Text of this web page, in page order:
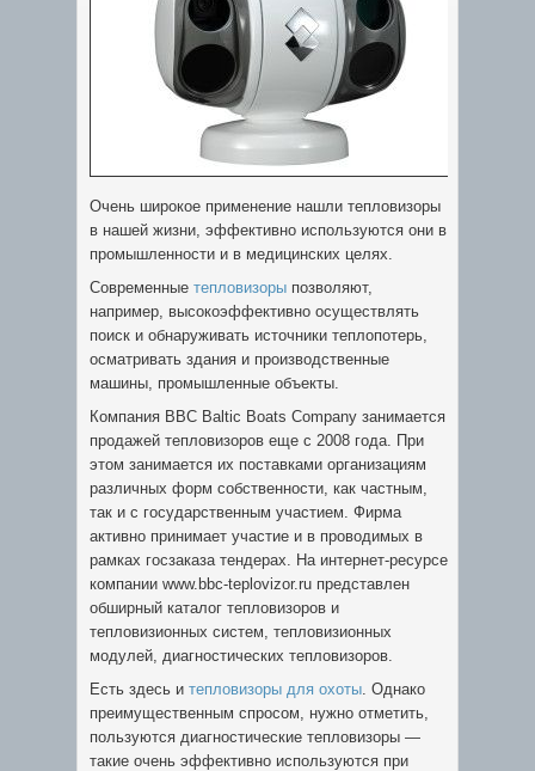
Очень широкое применение нашли тепловизоры
в нашей жизни, эффективно используются они в
промышленности и в медицинских целях.
Современные тепловизоры позволяют,
например, высокоэффективно осуществлять
поиск и обнаруживать источники теплопотерь,
осматривать здания и производственные
машины, промышленные объекты.
Компания BBC Baltic Boats Company занимается
продажей тепловизоров еще с 2008 года. При
этом занимается их поставками организациям
различных форм собственности, как частным,
так и с государственным участием. Фирма
активно принимает участие и в проводимых в
рамках госзаказа тендерах. На интернет-ресурсе
компании www.bbc-teplovizor.ru представлен
обширный каталог тепловизоров и
тепловизионных систем, тепловизионных
модулей, диагностических тепловизоров.
Есть здесь и тепловизоры для охоты. Однако
преимущественным спросом, нужно отметить,
пользуются диагностические тепловизоры —
такие очень эффективно используются при